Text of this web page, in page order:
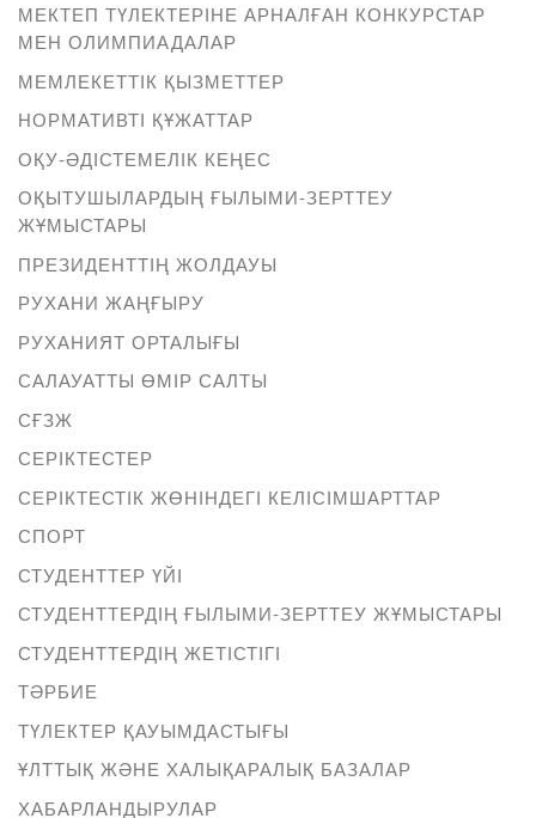
МЕКТЕП ТҮЛЕКТЕРІНЕ АРНАЛҒАН КОНКУРСТАР
МЕН ОЛИМПИАДАЛАР
МЕМЛЕКЕТТІК ҚЫЗМЕТТЕР
НОРМАТИВТІ ҚҰЖАТТАР
ОҚУ-ӘДІСТЕМЕЛІК КЕҢЕС
ОҚЫТУШЫЛАРДЫҢ ҒЫЛЫМИ-ЗЕРТТЕУ
ЖҰМЫСТАРЫ
ПРЕЗИДЕНТТІҢ ЖОЛДАУЫ
РУХАНИ ЖАҢҒЫРУ
РУХАНИЯТ ОРТАЛЫҒЫ
САЛАУАТТЫ ӨМІР САЛТЫ
СҒЗЖ
СЕРІКТЕСТЕР
СЕРІКТЕСТІК ЖӨНІНДЕГІ КЕЛІСІМШАРТТАР
СПОРТ
СТУДЕНТТЕР ҮЙІ
СТУДЕНТТЕРДІҢ ҒЫЛЫМИ-ЗЕРТТЕУ ЖҰМЫСТАРЫ
СТУДЕНТТЕРДІҢ ЖЕТІСТІГІ
ТӘРБИЕ
ТҮЛЕКТЕР ҚАУЫМДАСТЫҒЫ
ҰЛТТЫҚ ЖӘНЕ ХАЛЫҚАРАЛЫҚ БАЗАЛАР
ХАБАРЛАНДЫРУЛАР